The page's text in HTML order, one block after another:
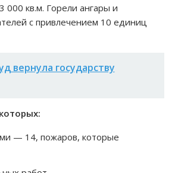
000 кв.м. Горели ангары и
с привлечением 10 единиц
вернула государству
— 14, пожаров, которые